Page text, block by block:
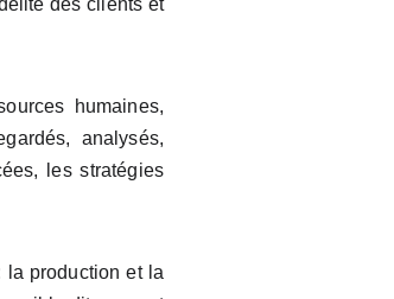
des clients et
humaines,
analysés,
les stratégies
la production et la